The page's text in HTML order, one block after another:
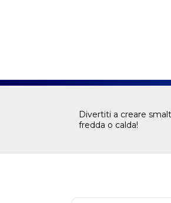
Divertiti a creare
fredda o calda!